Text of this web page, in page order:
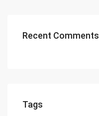
Recent Comments
Tags